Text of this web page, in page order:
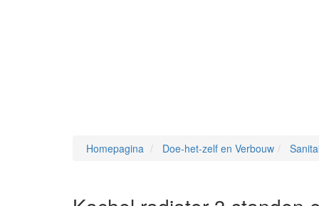
Homepagina Doe-het-zelf en Verbouw